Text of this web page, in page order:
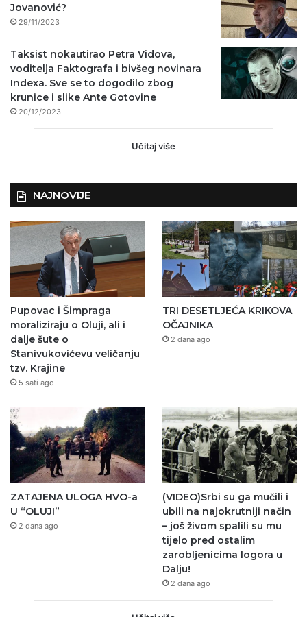
Jovanović?
29/11/2023
Taksist nokautirao Petra Vidova,
voditelja Faktografa i bivšeg novinara
Indexa. Sve se to dogodilo zbog
krunice i slike Ante Gotovine
20/12/2023
Učitaj više
NAJNOVIJE
Pupovac i Šimpraga
moraliziraju o Oluji, ali i
dalje šute o
Stanivukovićevu veličanju
tzv. Krajine
5 sati ago
TRI DESETLJEĆA KRIKOVA
OČAJNIKA
2 dana ago
ZATAJENA ULOGA HVO-a
U “OLUJI”
2 dana ago
(VIDEO)Srbi su ga mučili i
ubili na najokrutniji način
– još živom spalili su mu
tijelo pred ostalim
zarobljenicima logora u
Dalju!
2 dana ago